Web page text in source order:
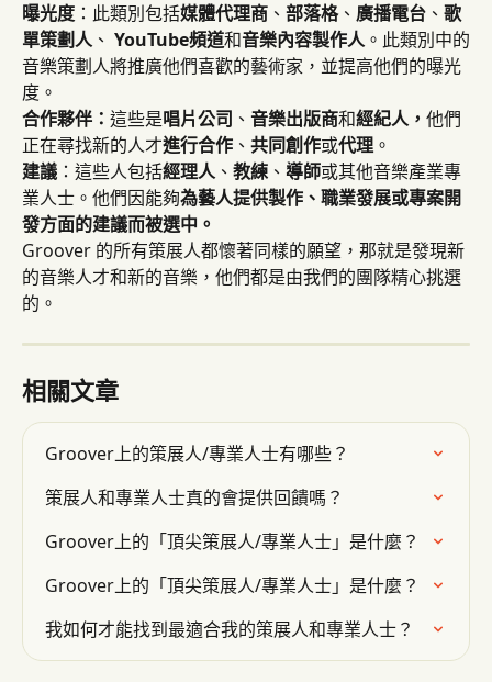
曝光度：此類別包括媒體代理商 、 部落格、 廣播電台 、 歌
單策劃人、 YouTube頻道和音樂內容製作人。此類別中的
音樂策劃人將推廣他們喜歡的藝術家，並提高他們的曝光
度。
合作夥伴： 這些是唱片公司 、 音樂出版商和經紀人， 他們
正在尋找新的人才進行合作 、 共同創作或代理。
建議 ：這些人包括經理人、 教練 、 導師或其他音樂產業專
業人士。他們因能夠為藝人提供製作、職業發展或專案開
發方面的建議而被選中。
Groover 的所有策展人都懷著同樣的願望，那就是發現新
的音樂人才和新的音樂，他們都是由我們的團隊精心挑選
的。
相關文章
Groover上的策展人/專業人士有哪些？
策展人和專業人士真的會提供回饋嗎？
Groover上的「頂尖策展人/專業人士」是什麼？
Groover上的「頂尖策展人/專業人士」是什麼？
我如何才能找到最適合我的策展人和專業人士？